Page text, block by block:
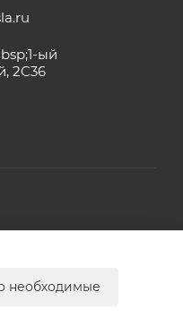
ый
2C36
необходимые